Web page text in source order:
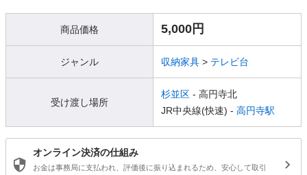
商品価格 5,000円
ジャンル 収納家具 > テレビ台
受け渡し場所
杉並区 - 高円寺北
JR中央線(快速) - 高円寺駅
オンライン決済の仕組み
お金は事務局に支払われ、評価後に振り込まれるため、安心して取引